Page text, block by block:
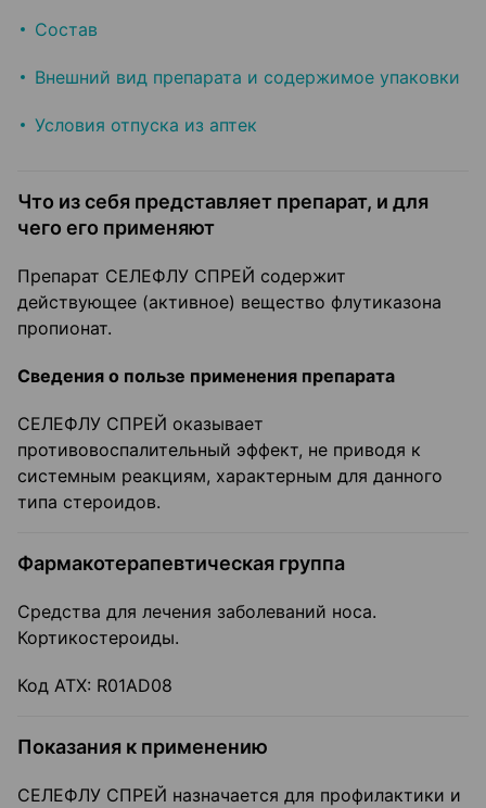
Состав
Внешний вид препарата и содержимое упаковки
Условия отпуска из аптек
Что из себя представляет препарат, и для
чего его применяют
Препарат СЕЛЕФЛУ СПРЕЙ содержит
действующее (активное) вещество флутиказона
пропионат.
Сведения о пользе применения препарата
СЕЛЕФЛУ СПРЕЙ оказывает
противовоспалительный эффект, не приводя к
системным реакциям, характерным для данного
типа стероидов.
Фармакотерапевтическая группа
Средства для лечения заболеваний носа.
Кортикостероиды.
Код ATX: R01AD08
Показания к применению
СЕЛЕФЛУ СПРЕЙ назначается для профилактики и